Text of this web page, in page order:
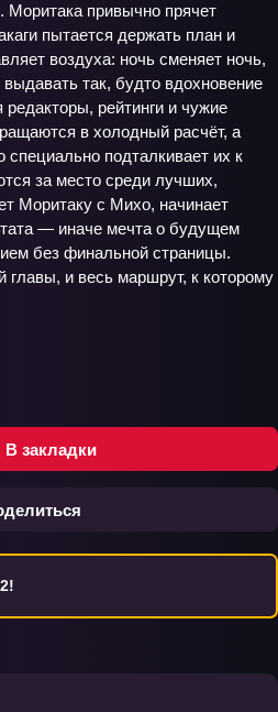
В закладки
Моритака привычно прячет
пытается держать план и
воздуха: ночь сменяет ночь,
так, будто вдохновение
рейтинги и чужие
в холодный расчёт, а
подталкивает их к
за место среди лучших,
Моритаку с Михо, начинает
— иначе мечта о будущем
без финальной страницы.
главы, и весь маршрут, к которому